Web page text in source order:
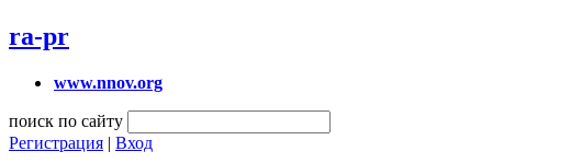
ra-pr
www.nnov.org
поиск по сайту
Регистрация | Вход